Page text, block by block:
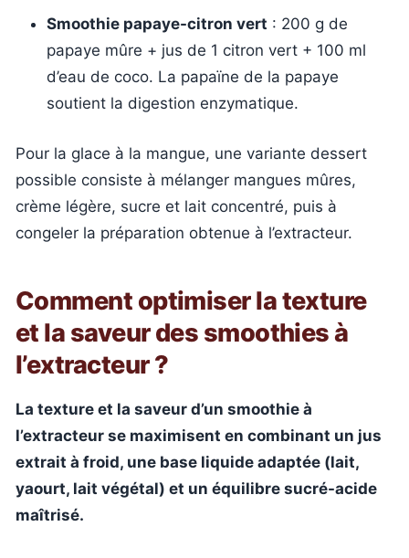
Smoothie papaye-citron vert : 200 g de
papaye mûre + jus de 1 citron vert + 100 ml
d’eau de coco. La papaïne de la papaye
soutient la digestion enzymatique.
Pour la glace à la mangue, une variante dessert
possible consiste à mélanger mangues mûres,
crème légère, sucre et lait concentré, puis à
congeler la préparation obtenue à l’extracteur.
Comment optimiser la texture
et la saveur des smoothies à
l’extracteur ?
La texture et la saveur d’un smoothie à
l’extracteur se maximisent en combinant un jus
extrait à froid, une base liquide adaptée (lait,
yaourt, lait végétal) et un équilibre sucré-acide
maîtrisé.